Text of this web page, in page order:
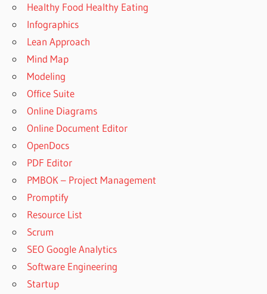
Healthy Food Healthy Eating
Infographics
Lean Approach
Mind Map
Modeling
Office Suite
Online Diagrams
Online Document Editor
OpenDocs
PDF Editor
PMBOK – Project Management
Promptify
Resource List
Scrum
SEO Google Analytics
Software Engineering
Startup